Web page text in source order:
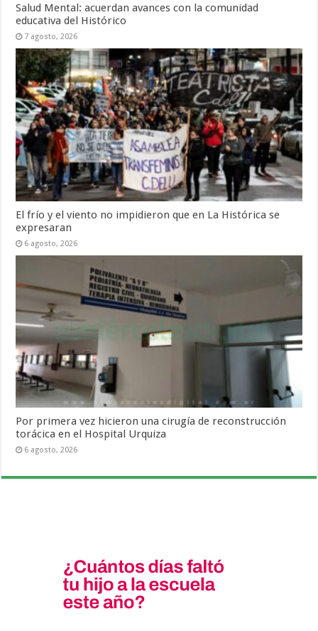
Salud Mental: acuerdan avances con la comunidad
educativa del Histórico
7 agosto, 2026
El frío y el viento no impidieron que en La Histórica se
expresaran
6 agosto, 2026
Por primera vez hicieron una cirugía de reconstrucción
torácica en el Hospital Urquiza
6 agosto, 2026